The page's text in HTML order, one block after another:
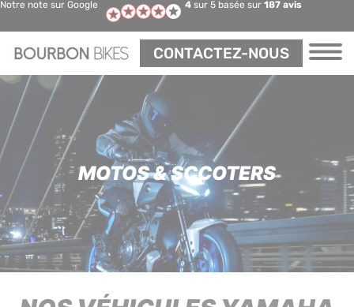
Notre note sur Google 4 sur 5 basée sur 187 avis
CONTACTEZ-NOUS
MOTOS & SCCOTERS
Panneau de gestion des cookies